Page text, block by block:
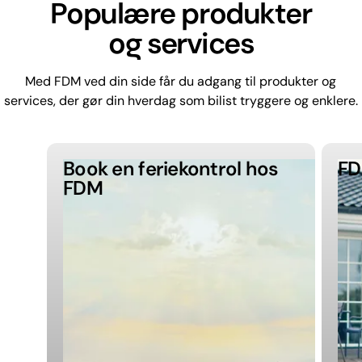
Populære produkter
og services
Med FDM ved din side får du adgang til produkter og
services, der gør din hverdag som bilist tryggere og enklere.
Book en feriekontrol hos
FDM